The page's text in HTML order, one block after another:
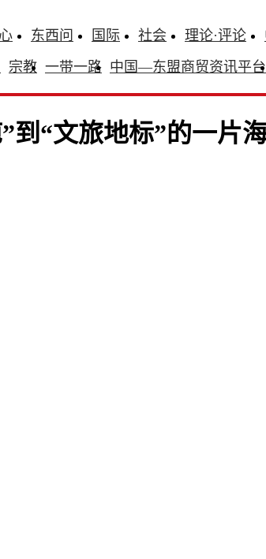
东西问 国际 社会 理论·评论
宗教 一带一路 中国—东盟商贸资讯平台
到“文旅地标”的一片